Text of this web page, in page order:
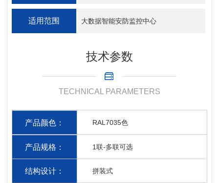
适用范围 大数据智能安防监控中心
技术参数
TECHNICAL PARAMETERS
产品颜色： RAL7035色
产品规格： 1联-多联可选
结构设计： 拼装式